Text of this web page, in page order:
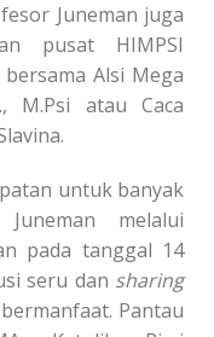
Juneman juga
pusat HIMPSI
Alsi Mega
M.Psi atau Caca
.
untuk banyak
melalui
pada tanggal 14
seru dan sharing
Pantau